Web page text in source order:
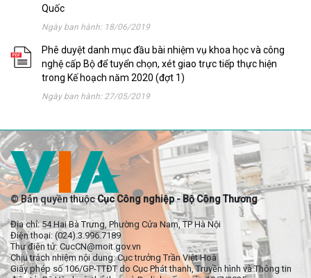
Quốc
Ngày ban hành: 18/06/2019
Phê duyệt danh mục đầu bài nhiệm vụ khoa học và công
nghệ cấp Bộ để tuyển chọn, xét giao trực tiếp thực hiện
trong Kế hoạch năm 2020 (đợt 1)
Ngày ban hành: 27/05/2019
© Bản quyền thuộcCục Công nghiệp - Bộ Công Thương
Địa chỉ: 54 Hai Bà Trưng, Phường Cửa Nam, TP Hà Nội
Điện thoại: (024).3.996.7189
Thư điện tử: CucCN@moit.gov.vn
Chịu trách nhiệm nội dung: Cục trưởng Trần Việt Hoà
Giấy phép số 106/GP-TTĐT do Cục Phát thanh, Truyền hình và Thông tin